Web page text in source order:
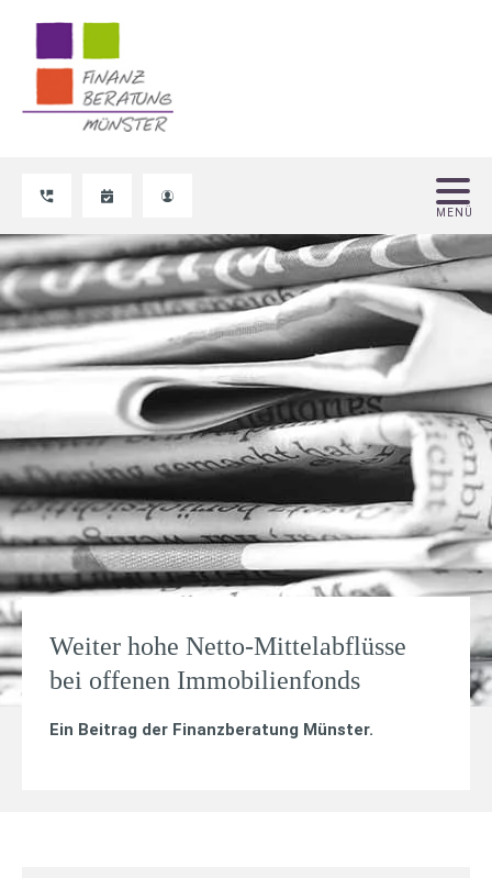
Weiter hohe Netto-Mittelabflüsse
bei offenen Immobilienfonds
Ein Beitrag der Finanzberatung Münster.